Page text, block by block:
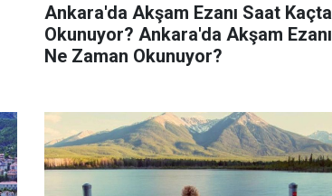
Ankara'da Akşam Ezanı Saat Kaçta
Okunuyor? Ankara'da Akşam Ezanı
Ne Zaman Okunuyor?